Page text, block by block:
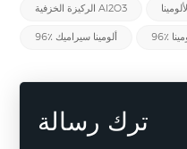
الركيزة الخزفية Al2O3
96٪ ألومينا سيراميك
ترك رسالة